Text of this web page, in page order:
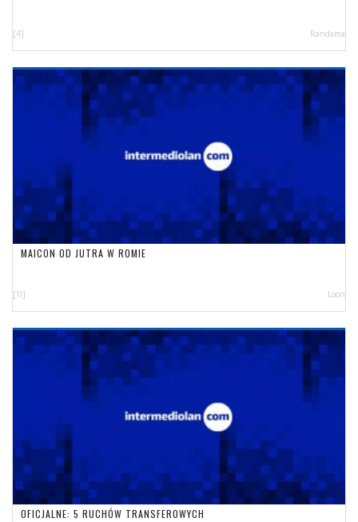
[4] Randama
MAICON OD JUTRA W ROMIE
[11] Loon
OFICJALNE: 5 RUCHÓW TRANSFEROWYCH